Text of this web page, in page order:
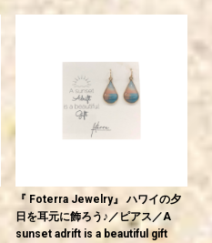
『 Foterra Jewelry』 ハワイの夕
日を耳元に飾ろう♪／ピアス／A
sunset adrift is a beautiful gift